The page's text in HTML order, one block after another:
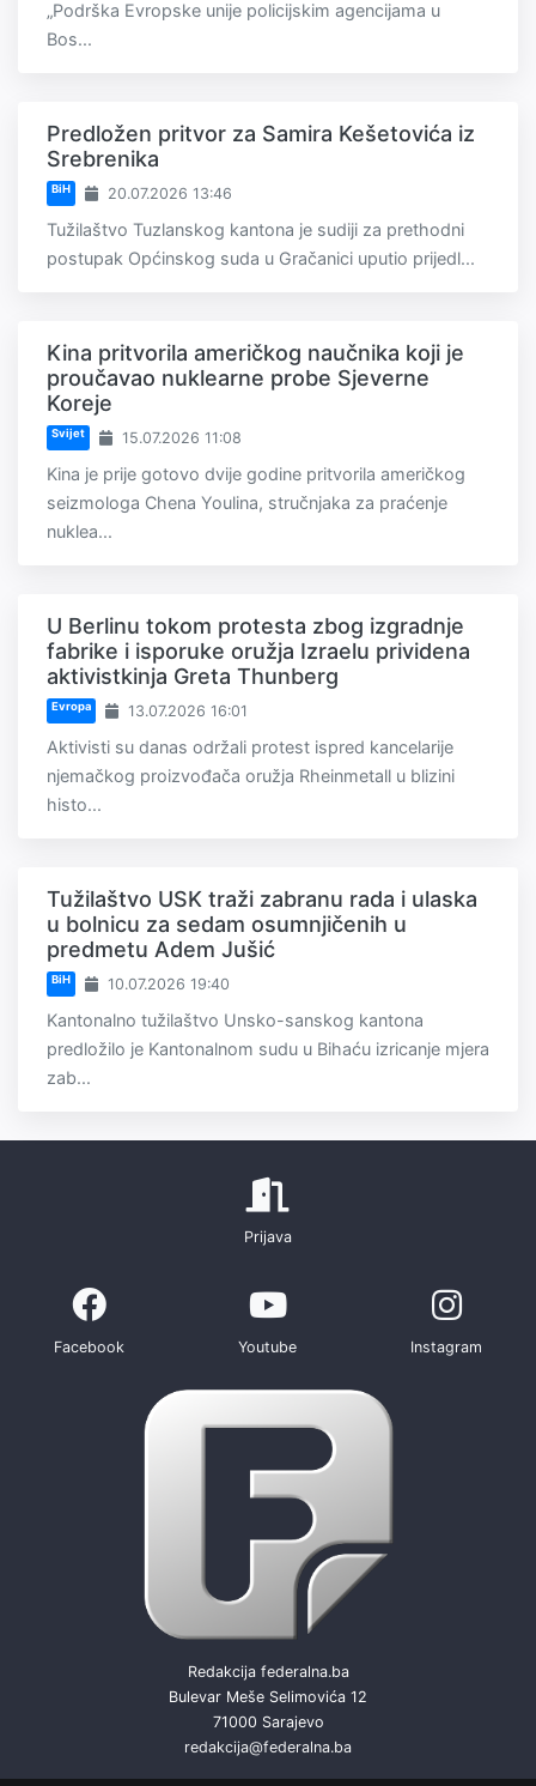
„Podrška Evropske unije policijskim agencijama u
Bos...
Predložen pritvor za Samira Kešetovića iz
Srebrenika
BiH 20.07.2026 13:46
Tužilaštvo Tuzlanskog kantona je sudiji za prethodni
postupak Općinskog suda u Gračanici uputio prijedl...
Kina pritvorila američkog naučnika koji je
proučavao nuklearne probe Sjeverne
Koreje
Svijet 15.07.2026 11:08
Kina je prije gotovo dvije godine pritvorila američkog
seizmologa Chena Youlina, stručnjaka za praćenje
nuklea...
U Berlinu tokom protesta zbog izgradnje
fabrike i isporuke oružja Izraelu prividena
aktivistkinja Greta Thunberg
Evropa 13.07.2026 16:01
Aktivisti su danas održali protest ispred kancelarije
njemačkog proizvođača oružja Rheinmetall u blizini
histo...
Tužilaštvo USK traži zabranu rada i ulaska
u bolnicu za sedam osumnjičenih u
predmetu Adem Jušić
BiH 10.07.2026 19:40
Kantonalno tužilaštvo Unsko-sanskog kantona
predložilo je Kantonalnom sudu u Bihaću izricanje mjera
zab...
Prijava
Facebook Youtube Instagram
Redakcija federalna.ba
Bulevar Meše Selimovića 12
71000 Sarajevo
redakcija@federalna.ba